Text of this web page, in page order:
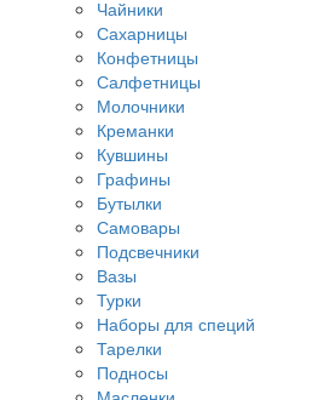
Чайники
Сахарницы
Конфетницы
Салфетницы
Молочники
Креманки
Кувшины
Графины
Бутылки
Самовары
Подсвечники
Вазы
Турки
Наборы для специй
Тарелки
Подносы